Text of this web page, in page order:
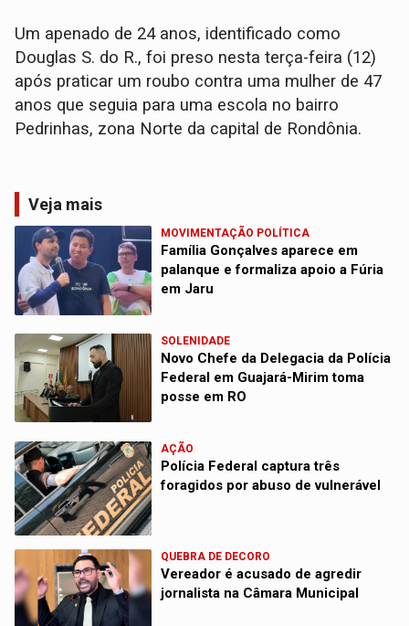
​Um apenado de 24 anos, identificado como
Douglas S. do R., foi preso nesta terça-feira (12)
após praticar um roubo contra uma mulher de 47
anos que seguia para uma escola no bairro
Pedrinhas, zona Norte da capital de Rondônia.
Veja mais
MOVIMENTAÇÃO POLÍTICA
Família Gonçalves aparece em
palanque e formaliza apoio a Fúria
em Jaru
SOLENIDADE
Novo Chefe da Delegacia da Polícia
Federal em Guajará-Mirim toma
posse em RO
AÇÃO
Polícia Federal captura três
foragidos por abuso de vulnerável
QUEBRA DE DECORO
Vereador é acusado de agredir
jornalista na Câmara Municipal